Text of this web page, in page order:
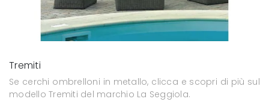
Tremiti
Se cerchi ombrelloni in metallo, clicca e scopri di più sul
modello Tremiti del marchio La Seggiola.